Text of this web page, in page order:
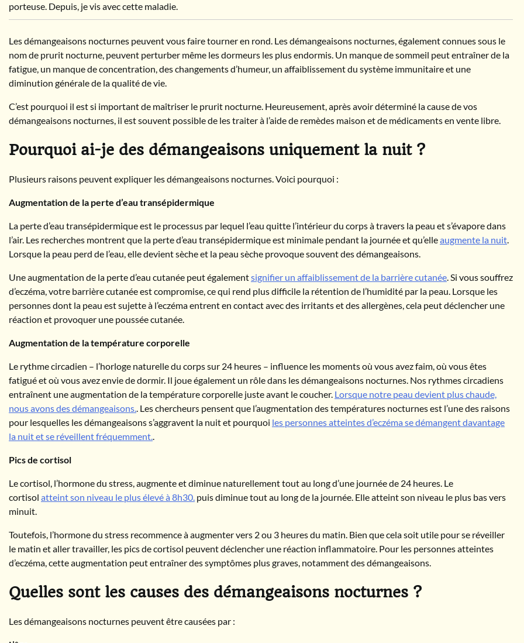
porteuse. Depuis, je vis avec cette maladie.
Les démangeaisons nocturnes peuvent vous faire tourner en rond. Les démangeaisons nocturnes, également connues sous le
nom de prurit nocturne, peuvent perturber même les dormeurs les plus endormis. Un manque de sommeil peut entraîner de la
fatigue, un manque de concentration, des changements d’humeur, un affaiblissement du système immunitaire et une
diminution générale de la qualité de vie.
C’est pourquoi il est si important de maîtriser le prurit nocturne. Heureusement, après avoir déterminé la cause de vos
démangeaisons nocturnes, il est souvent possible de les traiter à l’aide de remèdes maison et de médicaments en vente libre.
Pourquoi ai-je des démangeaisons uniquement la nuit ?
Plusieurs raisons peuvent expliquer les démangeaisons nocturnes. Voici pourquoi :
Augmentation de la perte d’eau transépidermique
La perte d’eau transépidermique est le processus par lequel l’eau quitte l’intérieur du corps à travers la peau et s’évapore dans
l’air. Les recherches montrent que la perte d’eau transépidermique est minimale pendant la journée et qu’elleaugmente la nuit.
Lorsque la peau perd de l’eau, elle devient sèche et la peau sèche provoque souvent des démangeaisons.
Une augmentation de la perte d’eau cutanée peut égalementsignifier un affaiblissement de la barrière cutanée. Si vous souffrez
d’eczéma, votre barrière cutanée est compromise, ce qui rend plus difficile la rétention de l’humidité par la peau. Lorsque les
personnes dont la peau est sujette à l’eczéma entrent en contact avec des irritants et des allergènes, cela peut déclencher une
réaction et provoquer une poussée cutanée.
Augmentation de la température corporelle
Le rythme circadien – l’horloge naturelle du corps sur 24 heures – influence les moments où vous avez faim, où vous êtes
fatigué et où vous avez envie de dormir. Il joue également un rôle dans les démangeaisons nocturnes. Nos rythmes circadiens
entraînent une augmentation de la température corporelle juste avant le coucher. Lorsque notre peau devient plus chaude,
nous avons des démangeaisons.. Les chercheurs pensent que l’augmentation des températures nocturnes est l’une des raisons
pour lesquelles les démangeaisons s’aggravent la nuit et pourquoi les personnes atteintes d’eczéma se démangent davantage
la nuit et se réveillent fréquemment..
Pics de cortisol
Le cortisol, l’hormone du stress, augmente et diminue naturellement tout au long d’une journée de 24 heures. Le
cortisol atteint son niveau le plus élevé à 8h30. puis diminue tout au long de la journée. Elle atteint son niveau le plus bas vers
minuit.
Toutefois, l’hormone du stress recommence à augmenter vers 2 ou 3 heures du matin. Bien que cela soit utile pour se réveiller
le matin et aller travailler, les pics de cortisol peuvent déclencher une réaction inflammatoire. Pour les personnes atteintes
d’eczéma, cette augmentation peut entraîner des symptômes plus graves, notamment des démangeaisons.
Quelles sont les causes des démangeaisons nocturnes ?
Les démangeaisons nocturnes peuvent être causées par :